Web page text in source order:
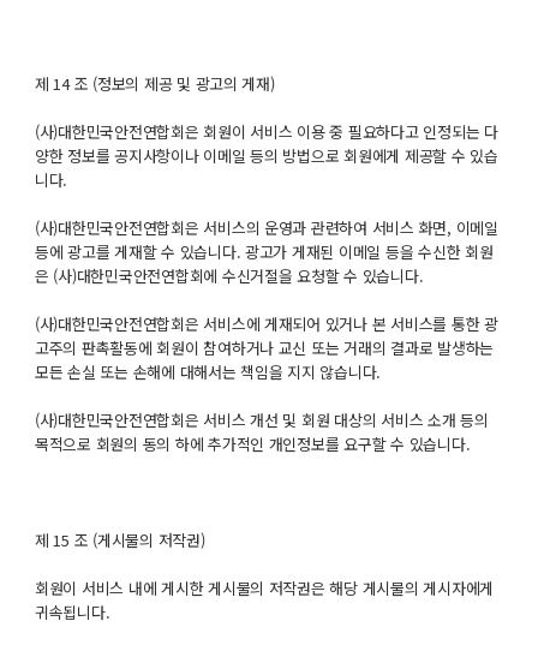
제 14 조 (정보의 제공 및 광고의 게재)
(사)대한민국안전연합회은 회원이 서비스 이용 중 필요하다고 인정되는 다
양한 정보를 공지사항이나 이메일 등의 방법으로 회원에게 제공할 수 있습
니다.
(사)대한민국안전연합회은 서비스의 운영과 관련하여 서비스 화면, 이메일
등에 광고를 게재할 수 있습니다. 광고가 게재된 이메일 등을 수신한 회원
은 (사)대한민국안전연합회에 수신거절을 요청할 수 있습니다.
(사)대한민국안전연합회은 서비스에 게재되어 있거나 본 서비스를 통한 광
고주의 판촉활동에 회원이 참여하거나 교신 또는 거래의 결과로 발생하는
모든 손실 또는 손해에 대해서는 책임을 지지 않습니다.
(사)대한민국안전연합회은 서비스 개선 및 회원 대상의 서비스 소개 등의
목적으로 회원의 동의 하에 추가적인 개인정보를 요구할 수 있습니다.
제 15 조 (게시물의 저작권)
회원이 서비스 내에 게시한 게시물의 저작권은 해당 게시물의 게시자에게
귀속됩니다.